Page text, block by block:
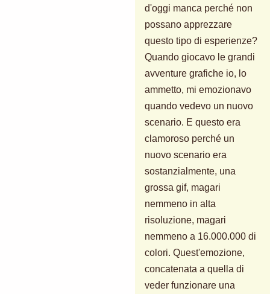
d'oggi manca perché non
possano apprezzare
questo tipo di esperienze?
Quando giocavo le grandi
avventure grafiche io, lo
ammetto, mi emozionavo
quando vedevo un nuovo
scenario. E questo era
clamoroso perché un
nuovo scenario era
sostanzialmente, una
grossa gif, magari
nemmeno in alta
risoluzione, magari
nemmeno a 16.000.000 di
colori. Quest'emozione,
concatenata a quella di
veder funzionare una